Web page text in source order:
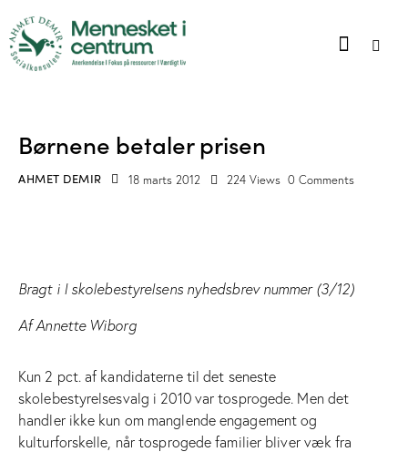
Børnene betaler prisen
AHMET DEMIR 18 marts 2012 224 Views 0 Comments
Bragt i I skolebestyrelsens nyhedsbrev nummer (3/12)
Af Annette Wiborg
Kun 2 pct. af kandidaterne til det seneste
skolebestyrelsesvalg i 2010 var tosprogede. Men det
handler ikke kun om manglende engagement og
kulturforskelle, når tosprogede familier bliver væk fra